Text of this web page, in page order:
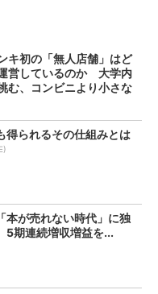
キ初の「無人店舗」はど
営しているのか 大学内
む、コンビニより小さな
得られるその仕組みとは
本が売れない時代」に独
期連続増収増益を...